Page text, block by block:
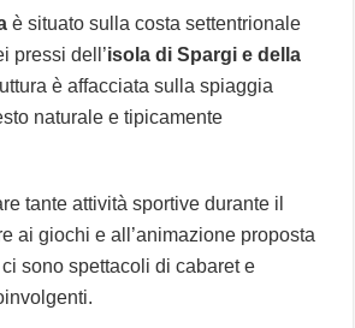
è situato sulla costa settentrionale
pressi dell’isola di Spargi e della
è affacciata sulla spiaggia
naturale e tipicamente
tante attività sportive durante il
ai giochi e all’animazione proposta
sono spettacoli di cabaret e